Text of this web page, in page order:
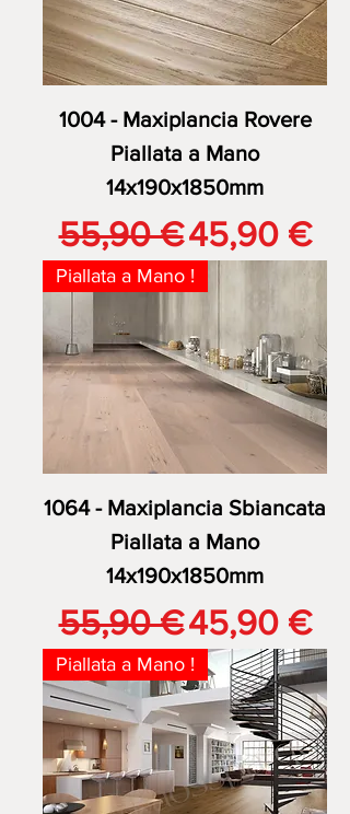
1004 - Maxiplancia Rovere
Piallata a Mano
14x190x1850mm
Prezzo regolare
55,90 €Prezzo
45,90 €
Piallata a Mano !
1064 - Maxiplancia Sbiancata
Piallata a Mano
14x190x1850mm
Prezzo regolare
55,90 €Prezzo
45,90 €
Piallata a Mano !